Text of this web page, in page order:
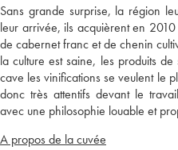
Sans grande surprise, la région
leur arrivée, ils acquièrent en
de cabernet franc et de chenin
la culture est saine, les produits
cave les vinifications se veulent le
donc très attentifs devant le
avec une philosophie louable et
A propos de la cuvée